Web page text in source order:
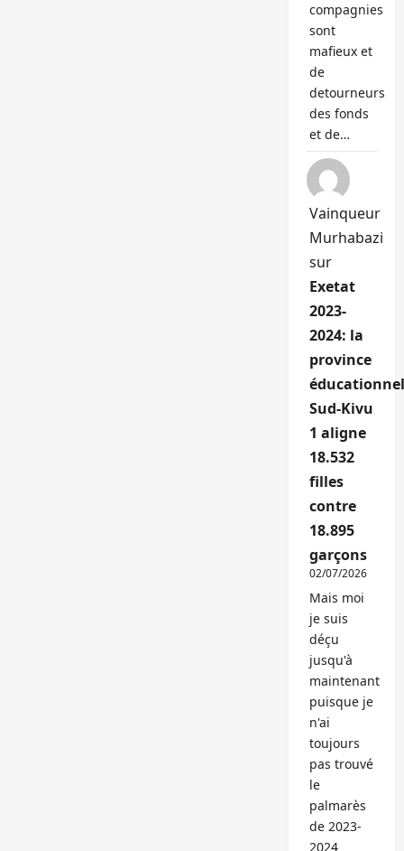
compagnies
sont
mafieux et
de
detourneurs
des fonds
et de…
Vainqueur
Murhabazi
sur
Exetat
2023-
2024: la
province
Sud-Kivu
1 aligne
18.532
filles
contre
18.895
garçons
02/07/2026
Mais moi
je suis
déçu
jusqu'à
maintenant
puisque je
n'ai
toujours
pas trouvé
le
palmarès
de 2023-
2024